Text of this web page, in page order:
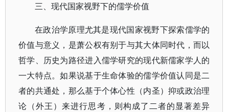
三、现代国家视野下的儒学价值
在政治学原理尤其是现代国家视野下探索儒学的
价值与意义，是萧公权有别于与其大体同时代，而以
哲学、历史为路径进入儒学研究的现代新儒家学人的
一大特点。如果说基于生命体验的儒学价值认同是二
者的共通处，那么基于个体心性（内圣）抑或政治理
论（外王）来进行思考，则构成了二者的显著差异